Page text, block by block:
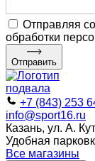
Отправляя
обработки
Отправить
+7 (843) 253
info@sport16.ru
Казань, ул. А.
Удобная
Все магазины